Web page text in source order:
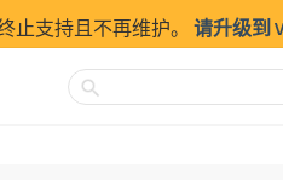
止支持且不再维护。 请升级到